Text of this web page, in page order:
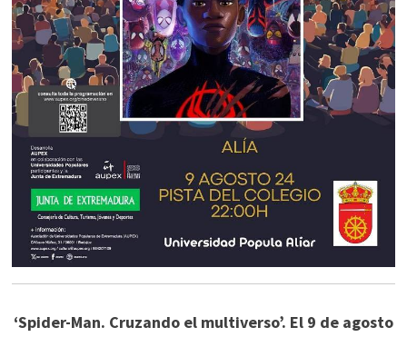
‘Spider-Man. Cruzando el multiverso’. El 9 de agosto